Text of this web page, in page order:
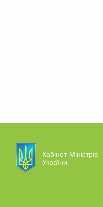
Кабінет Міністрів
України